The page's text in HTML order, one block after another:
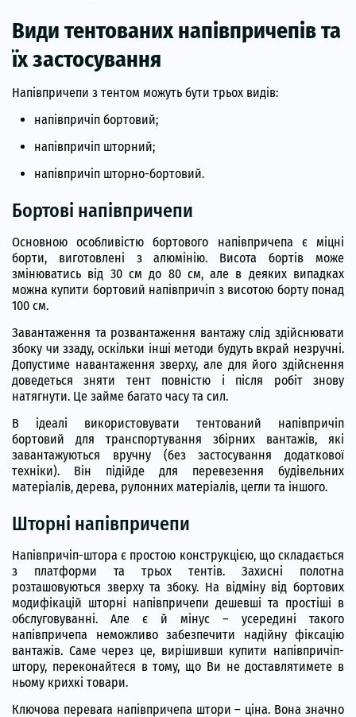
Види тентованих напівпричепів та
їх застосування
Напівпричепи з тентом можуть бути трьох видів:
напівпричіп бортовий;
напівпричіп шторний;
напівпричіп шторно-бортовий.
Бортові напівпричепи
Основною особливістю бортового напівпричепа є міцні
борти, виготовлені з алюмінію. Висота бортів може
змінюватись від 30 см до 80 см, але в деяких випадках
можна купити бортовий напівпричіп з висотою борту понад
100 см.
Завантаження та розвантаження вантажу слід здійснювати
збоку чи ззаду, оскільки інші методи будуть вкрай незручні.
Допустиме навантаження зверху, але для його здійснення
доведеться зняти тент повністю і після робіт знову
натягнути. Це займе багато часу та сил.
В ідеалі використовувати тентований напівпричіп
бортовий для транспортування збірних вантажів, які
завантажуються вручну (без застосування додаткової
техніки). Він підійде для перевезення будівельних
матеріалів, дерева, рулонних матеріалів, цегли та іншого.
Шторні напівпричепи
Напівпричіп-штора є простою конструкцією, що складається
з платформи та трьох тентів. Захисні полотна
розташовуються зверху та збоку. На відміну від бортових
модифікацій шторні напівпричепи дешевші та простіші в
обслуговуванні. Але є й мінус – усередині такого
напівпричепа неможливо забезпечити надійну фіксацію
вантажів. Саме через це, вирішивши купити напівпричіп-
штору, переконайтеся в тому, що Ви не доставлятимете в
ньому крихкі товари.
Ключова перевага напівпричепа штори – ціна. Вона значно